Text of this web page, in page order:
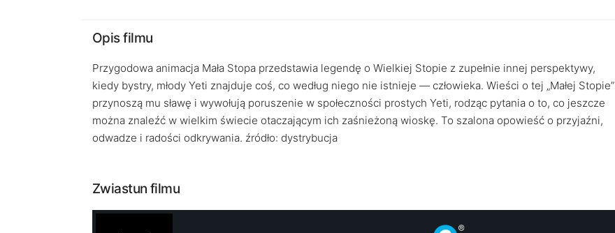
Opis filmu
Przygodowa animacja Mała Stopa przedstawia legendę o Wielkiej Stopie z zupełnie innej perspektywy,
kiedy bystry, młody Yeti znajduje coś, co według niego nie istnieje — człowieka. Wieści o tej „Małej Stopie”
przynoszą mu sławę i wywołują poruszenie w społeczności prostych Yeti, rodząc pytania o to, co jeszcze
można znaleźć w wielkim świecie otaczającym ich zaśnieżoną wioskę. To szalona opowieść o przyjaźni,
odwadze i radości odkrywania. źródło: dystrybucja
Zwiastun filmu